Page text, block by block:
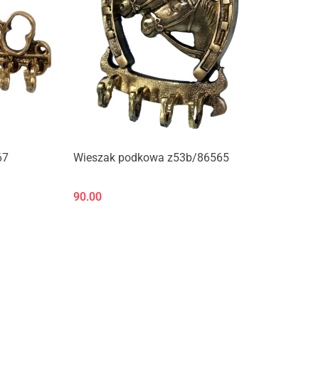
Produkt niedostępny
Wieszak podkowa z53b/86565
90.00